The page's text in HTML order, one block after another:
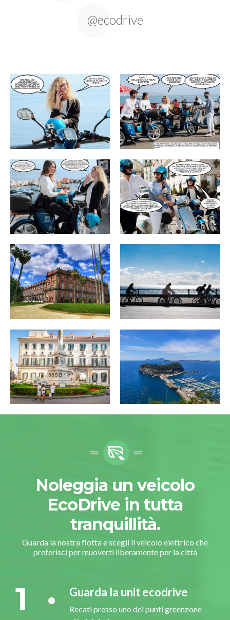
@ecodrive
Noleggia un veicolo
EcoDrive in tutta
tranquillità.
Guarda la nostra flotta e scegli il veicolo elettrico che
preferisci per muoverti liberamente per la città
1 Guarda la unit ecodrive
Recati presso uno dei punti greenzone